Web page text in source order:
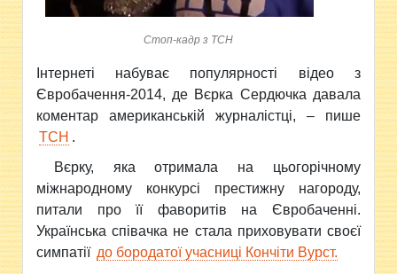
Стоп-кадр з ТСН
Інтернеті набуває популярності відео з
Євробачення-2014, де Вєрка Сердючка давала
коментар американській журналістці, – пише
ТСН .
Вєрку, яка отримала на цьогорічному
міжнародному конкурсі престижну нагороду,
питали про її фаворитів на Євробаченні.
Українська співачка не стала приховувати своєї
симпатії до бородатої учасниці Кончіти Вурст.